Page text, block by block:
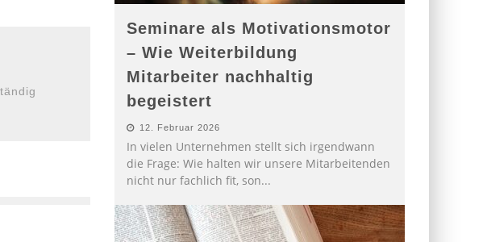
Seminare als Motivationsmotor
– Wie Weiterbildung
Mitarbeiter nachhaltig
begeistert
12. Februar 2026
In vielen Unternehmen stellt sich irgendwann
die Frage: Wie halten wir unsere Mitarbeitenden
nicht nur fachlich fit, son...